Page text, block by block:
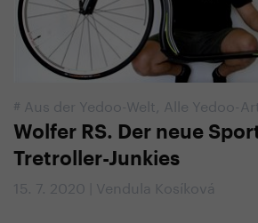
# Aus der Yedoo-Welt Alle Yedoo-
Wolfer RS. Der neue
Tretroller-Junkies
15. 7. 2020 | Vendula Kosíková